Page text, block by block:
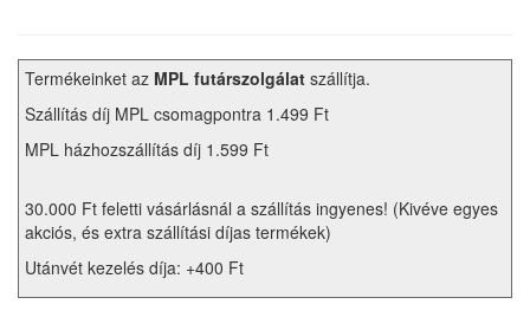
Termékeinket az MPL futárszolgálat szállítja.
Szállítás díj MPL csomagpontra 1.499 Ft
MPL házhozszállítás díj 1.599 Ft
30.000 Ft feletti vásárlásnál a szállítás ingyenes! (Kivéve egyes
akciós, és extra szállítási díjas termékek)
Utánvét kezelés díja: +400 Ft